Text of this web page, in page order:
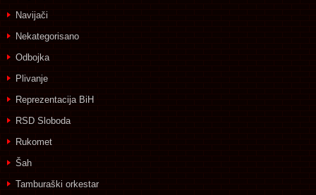
Navijači
Nekategorisano
Odbojka
Plivanje
Reprezentacija BiH
RSD Sloboda
Rukomet
Šah
Tamburaški orkestar